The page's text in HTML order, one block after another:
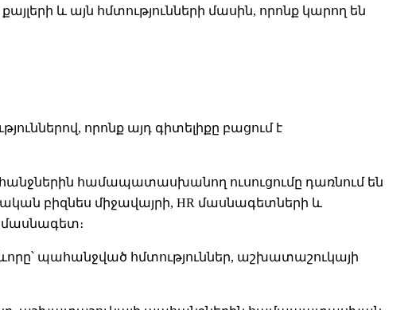
և այն հմտությունների մասին, որոնք կարող են
որոնք այդ գիտելիքը բացում է
համապատասխանող ուսուցումը դառնում են
բիզնես միջավայրի, HR մասնագետների և
մասնագետ։
պահանջված հմտություններ, աշխատաշուկայի